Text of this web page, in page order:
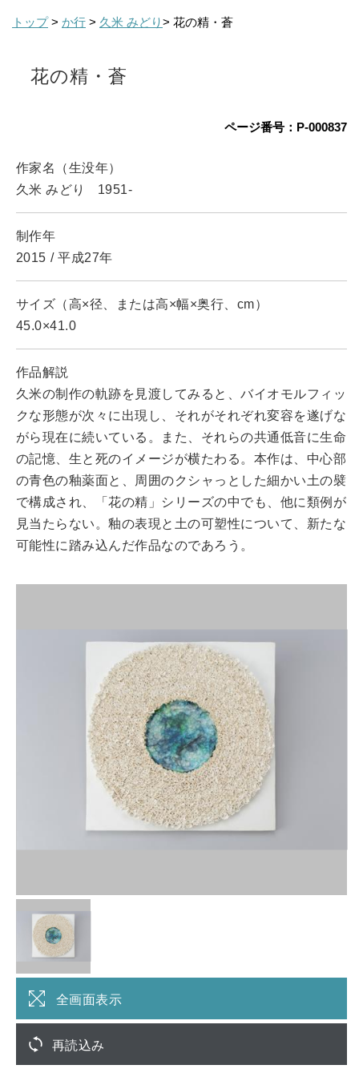
トップ> か行 > 久米 みどり> 花の精・蒼
花の精・蒼
ページ番号：P-000837
作家名（生没年）
久米 みどり
1951-
制作年
2015 / 平成27年
サイズ（高×径、または高×幅×奥行、cm）
45.0×41.0
作品解説
久米の制作の軌跡を見渡してみると、バイオモルフィッ
クな形態が次々に出現し、それがそれぞれ変容を遂げな
がら現在に続いている。また、それらの共通低音に生命
の記憶、生と死のイメージが横たわる。本作は、中心部
の青色の釉薬面と、周囲のクシャっとした細かい土の襞
で構成され、「花の精」シリーズの中でも、他に類例が
見当たらない。釉の表現と土の可塑性について、新たな
可能性に踏み込んだ作品なのであろう。
全画面表示
再読込み